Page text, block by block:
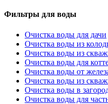
Фильтры для воды
Очистка воды для дачи
Очистка воды из
Очистка воды из
Очистка воды для
Очистка воды от
Очистка воды из
Очистка воды в
Очистка воды для